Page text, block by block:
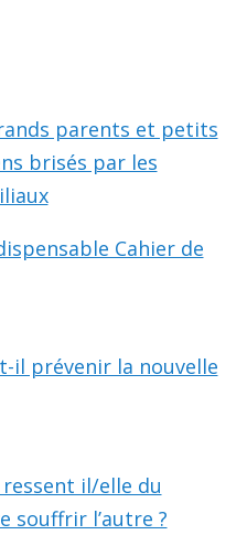
parents et petits
brisés par les
Cahier de
il prévenir la nouvelle
ressent il/elle du
souffrir l’autre ?